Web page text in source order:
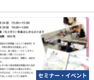
セミナー・イベント